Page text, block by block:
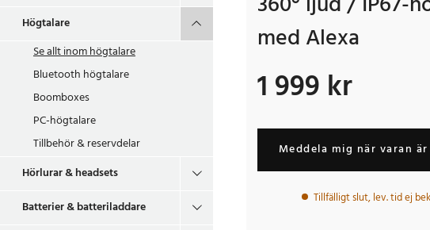
Högtalare
Se allt inomhögtalare
Bluetooth högtalare
Boomboxes
PC-högtalare
Tillbehör & reservdelar
Hörlurar & headsets
Batterier & batteriladdare
med Alexa
Pris :1 999 kr
1 999 kr
Meddela mig när varan
Tillfälligt slut, lev. tid ej